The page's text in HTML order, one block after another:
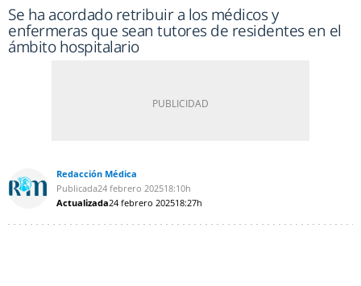
Se ha acordado retribuir a los médicos y
enfermeras que sean tutores de residentes en el
ámbito hospitalario
Redacción Médica
Publicada24 febrero 202518:10h
Actualizada24 febrero 202518:27h